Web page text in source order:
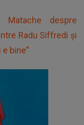
Matache despre
Radu Siffredi și
bine”